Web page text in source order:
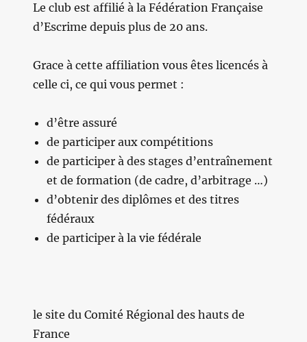
Le club est affilié à la Fédération Française
d’Escrime depuis plus de 20 ans.
Grace à cette affiliation vous êtes licencés à
celle ci, ce qui vous permet :
d’être assuré
de participer aux compétitions
de participer à des stages d’entraînement
et de formation (de cadre, d’arbitrage …)
d’obtenir des diplômes et des titres
fédéraux
de participer à la vie fédérale
le site du Comité Régional des hauts de
France